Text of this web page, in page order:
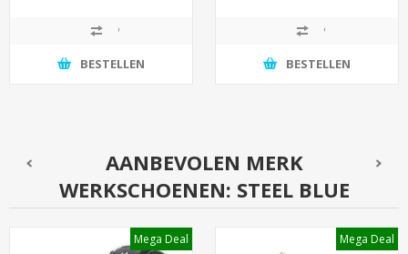
BESTELLEN BESTELLEN
AANBEVOLEN MERK
WERKSCHOENEN: STEEL BLUE
Mega Deal Mega Deal